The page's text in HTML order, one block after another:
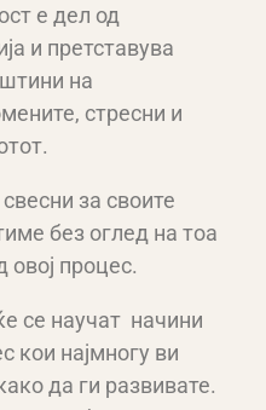
е дел од
и претставува
на
стресни и
за своите
без оглед на тоа
овој процес.
се научат начини
кои најмногу ви
да ги развивате.